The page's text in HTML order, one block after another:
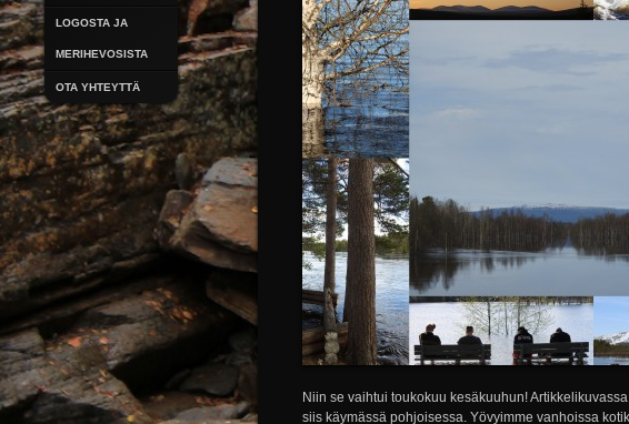
LOGOSTA JA
MERIHEVOSISTA
OTA YHTEYTTÄ
Niin se vaihtui toukokuu kesäkuuhun!
siis käymässä pohjoisessa. Yövyimme vanhoissa